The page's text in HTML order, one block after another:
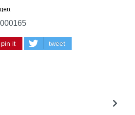
pin it tweet